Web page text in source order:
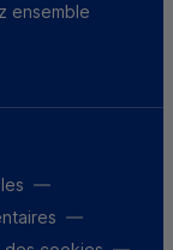
ensemble